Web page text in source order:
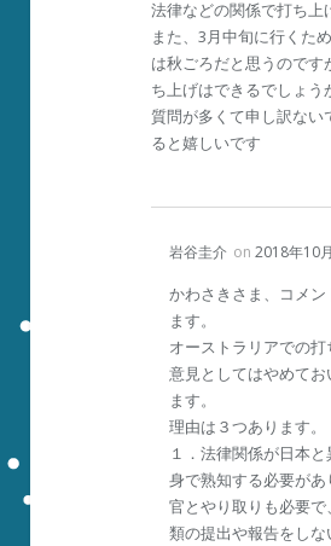
法律などの関係で打ち上
また、3月中旬に行くた
は秋ごろだと思うので
ち上げはできるでしょう
質問が多くて申し訳ない
ると嬉しいです
岩谷圭介 on 2018年10
かわさきさま、コメ
ます。
オーストラリアでの
意見としてはやめて
ます。
理由は３つあります。
１．法律関係が日本
身で熟知する必要が
官とやり取りも必要
類の提出や報告をしな